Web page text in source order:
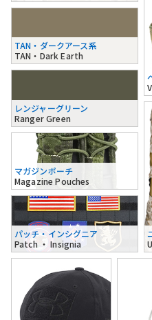
TAN・ダークアース系
TAN・Dark Earth
レンジャーグリーン
Ranger Green
マガジンポーチ
Magazine Pouches
パッチ・インシグニア
Patch ・ Insignia